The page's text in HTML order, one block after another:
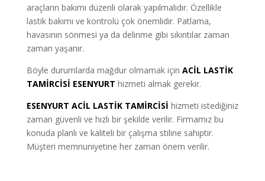
araçların bakımı düzenli olarak yapılmalıdır. Özellikle
lastik bakımı ve kontrolü çok önemlidir. Patlama,
havasının sönmesi ya da delinme gibi sıkıntılar zaman
zaman yaşanır.
Böyle durumlarda mağdur olmamak için ACİL LASTİK
TAMİRCİSİ ESENYURT hizmeti almak gerekir.
ESENYURT ACİL LASTİK TAMİRCİSİ hizmeti istediğiniz
zaman güvenli ve hızlı bir şekilde verilir. Firmamız bu
konuda planlı ve kaliteli bir çalışma stiline sahiptir.
Müşteri memnuniyetine her zaman önem verilir.